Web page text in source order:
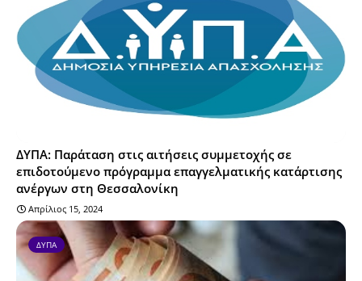
ΔΥΠΑ: Παράταση στις αιτήσεις συμμετοχής σε
επιδοτούμενο πρόγραμμα επαγγελματικής κατάρτισης
ανέργων στη Θεσσαλονίκη
Απρίλιος 15, 2024
ΔΥΠΑ